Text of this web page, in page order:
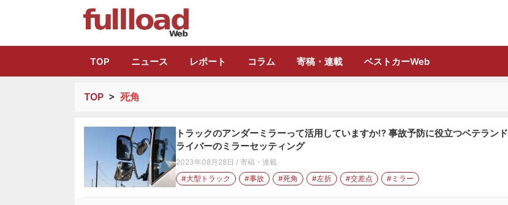
TOP ニュース レポート コラム 寄稿・連載 ベストカーWeb
TOP > 死角
トラックのアンダーミラーって活用していますか!? 事故予防に役立つベテランド
ライバーのミラーセッティング
2023年08月28日 / 寄稿・連載
#大型トラック
#事故 #死角 #左折 #交差点 #ミラー